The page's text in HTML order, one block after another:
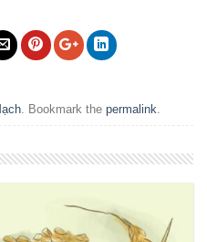
. Bookmark the permalink